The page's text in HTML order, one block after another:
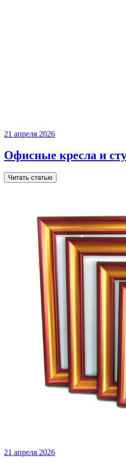
21 апреля 2026
Офисные кресла и
Читать статью
21 апреля 2026